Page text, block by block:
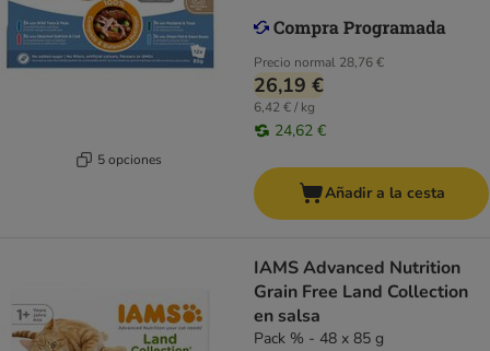
5 opciones
Precio normal 28,76 €
26,19 €
6,42 € / kg
24,62 €
Añadir a la cesta
IAMS Advanced Nutrition
Grain Free Land Collection
en salsa
Pack % - 48 x 85 g